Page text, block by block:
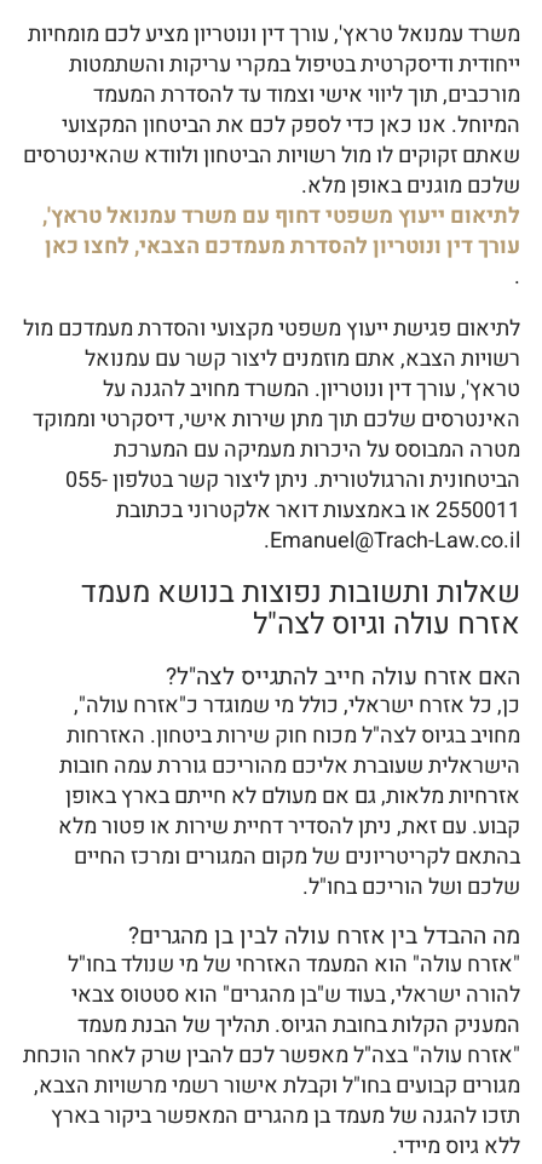
משרד עמנואל טראץ', עורך דין ונוטריון מציע לכם מומחיות
ייחודית ודיסקרטית בטיפול במקרי עריקות והשתמטות
מורכבים, תוך ליווי אישי וצמוד עד להסדרת המעמד
המיוחל. אנו כאן כדי לספק לכם את הביטחון המקצועי
שאתם זקוקים לו מול רשויות הביטחון ולוודא שהאינטרסים
שלכם מוגנים באופן מלא.
לתיאום ייעוץ משפטי דחוף עם משרד עמנואל טראץ',
עורך דין ונוטריון להסדרת מעמדכם הצבאי, לחצו כאן
.
לתיאום פגישת ייעוץ משפטי מקצועי והסדרת מעמדכם מול
רשויות הצבא, אתם מוזמנים ליצור קשר עם עמנואל
טראץ', עורך דין ונוטריון. המשרד מחויב להגנה על
האינטרסים שלכם תוך מתן שירות אישי, דיסקרטי וממוקד
מטרה המבוסס על היכרות מעמיקה עם המערכת
הביטחונית והרגולטורית. ניתן ליצור קשר בטלפון 055-
2550011 או באמצעות דואר אלקטרוני בכתובת
Emanuel@Trach-Law.co.il.
שאלות ותשובות נפוצות בנושא מעמד
אזרח עולה וגיוס לצה"ל
האם אזרח עולה חייב להתגייס לצה"ל?
כן, כל אזרח ישראלי, כולל מי שמוגדר כ"אזרח עולה",
מחויב בגיוס לצה"ל מכוח חוק שירות ביטחון. האזרחות
הישראלית שעוברת אליכם מהוריכם גוררת עמה חובות
אזרחיות מלאות, גם אם מעולם לא חייתם בארץ באופן
קבוע. עם זאת, ניתן להסדיר דחיית שירות או פטור מלא
בהתאם לקריטריונים של מקום המגורים ומרכז החיים
שלכם ושל הוריכם בחו"ל.
מה ההבדל בין אזרח עולה לבין בן מהגרים?
"אזרח עולה" הוא המעמד האזרחי של מי שנולד בחו"ל
להורה ישראלי, בעוד ש"בן מהגרים" הוא סטטוס צבאי
המעניק הקלות בחובת הגיוס. תהליך של הבנת מעמד
"אזרח עולה" בצה"ל מאפשר לכם להבין שרק לאחר הוכחת
מגורים קבועים בחו"ל וקבלת אישור רשמי מרשויות הצבא,
תזכו להגנה של מעמד בן מהגרים המאפשר ביקור בארץ
ללא גיוס מיידי.